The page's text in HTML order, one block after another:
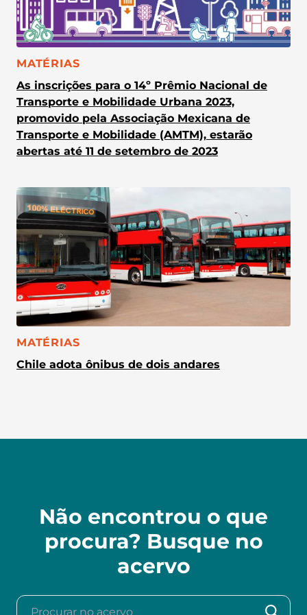
CATEGORIA:
MATÉRIAS
As inscrições para o 14º Prêmio Nacional de
Transporte e Mobilidade Urbana 2023,
promovido pela Associação Mexicana de
Transporte e Mobilidade (AMTM), estarão
abertas até 11 de setembro de 2023
CATEGORIA:
MATÉRIAS
Chile adota ônibus de dois andares
Não encontrou o que
procura? Busque no
acervo
Procurar no acervo